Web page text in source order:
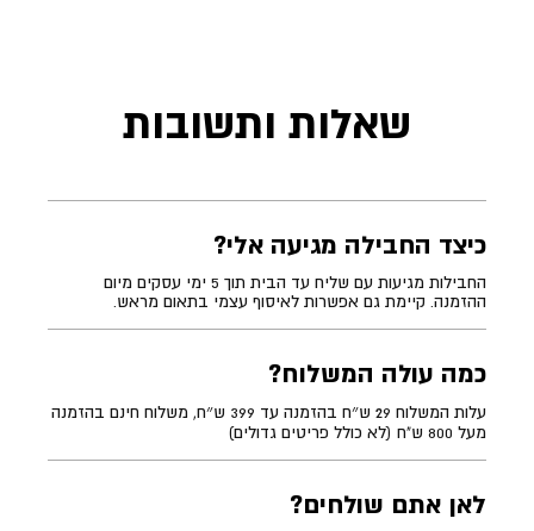
שאלות ותשובות
כיצד החבילה מגיעה אלי?
החבילות מגיעות עם שליח עד הבית תוך 5 ימי עסקים מיום
ההזמנה. קיימת גם אפשרות לאיסוף עצמי בתאום מראש.
כמה עולה המשלוח?
עלות המשלוח 29 ש״ח בהזמנה עד 399 ש״ח, משלוח חינם בהזמנה
מעל 800 ש"ח (לא כולל פריטים גדולים)
לאן אתם שולחים?